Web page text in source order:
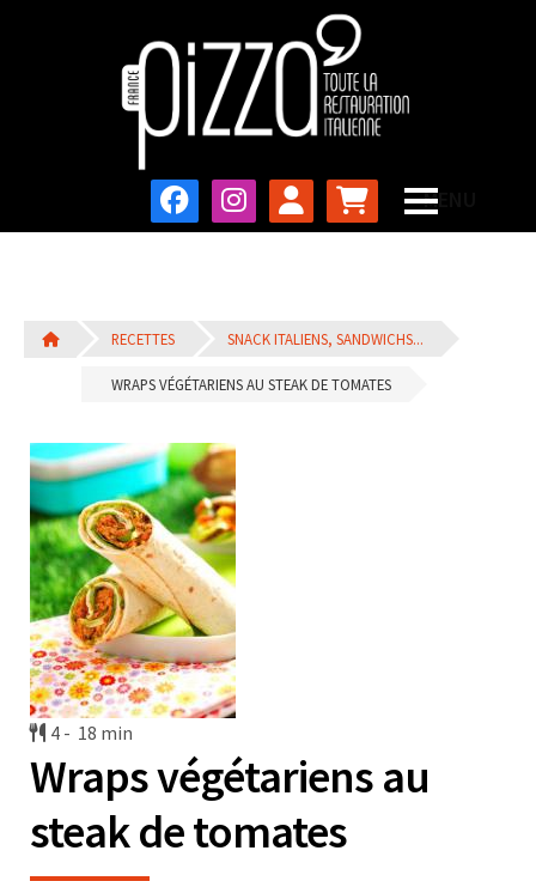
RECETTES SNACK ITALIENS, SANDWICHS...
WRAPS VÉGÉTARIENS AU STEAK DE TOMATES
4 - 18 min
Wraps végétariens au
steak de tomates